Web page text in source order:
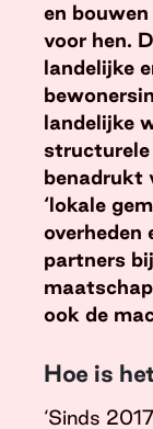
en
voor hen.
landelijke
landelijke
structurele
benadrukt
‘lokale
overheden
partners
ook de
Hoe is
‘Sinds